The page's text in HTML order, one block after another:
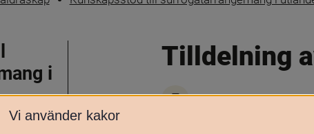
i
Tilldelning
Skriv ut
Samordningsnummer är en
Vi använder kakor